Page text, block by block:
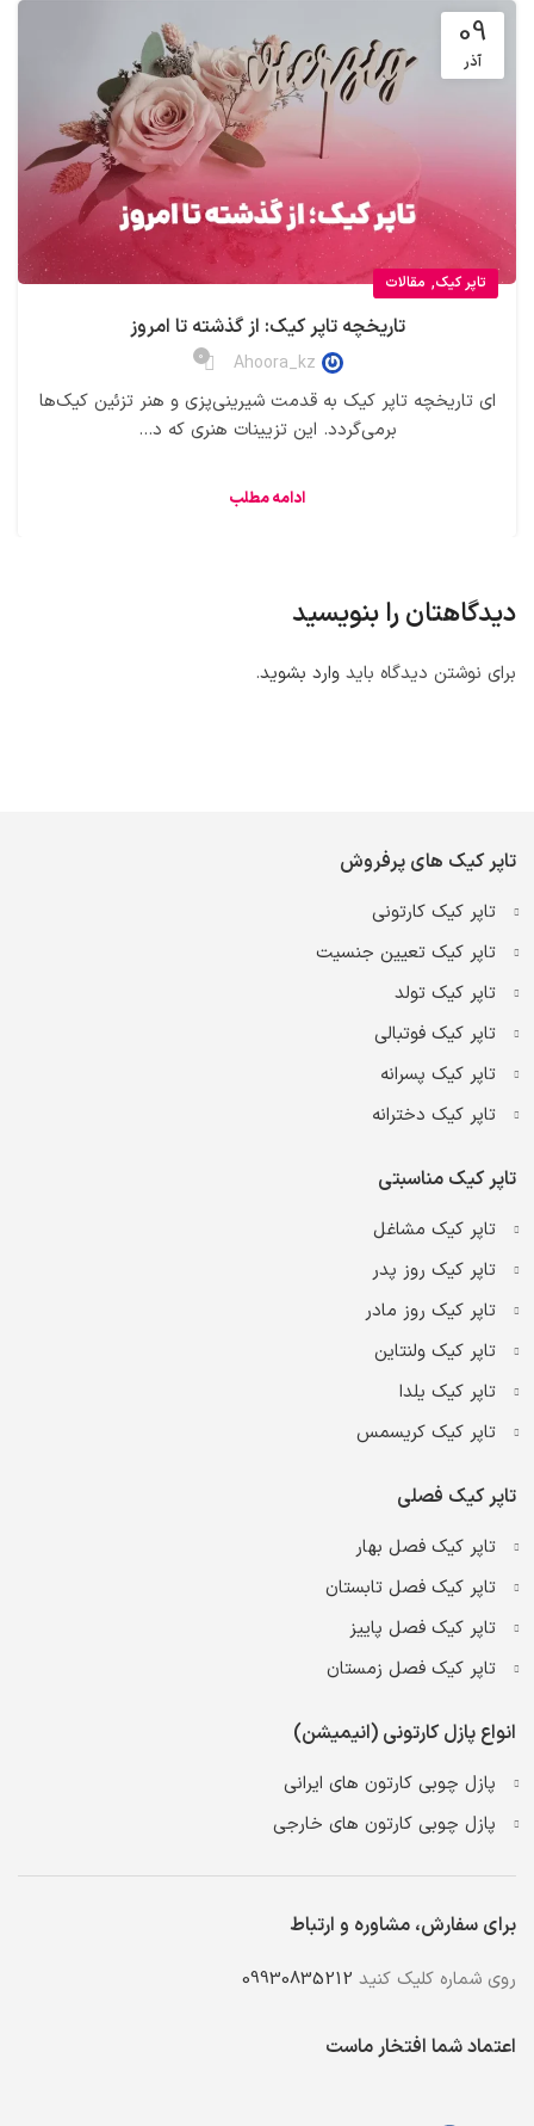
09
آذر
تاپر کیک, مقالات
تاریخچه تاپر کیک: از گذشته تا امروز
Ahoora_kz
0
ای تاریخچه تاپر کیک به قدمت شیرینی‌پزی و هنر تزئین کیک‌ها
برمی‌گردد. این تزیینات هنری که د...
ادامه مطلب
دیدگاهتان را بنویسید
برای نوشتن دیدگاه باید وارد بشوید.
تاپر کیک های پرفروش
تاپر کیک کارتونی
تاپر کیک تعیین جنسیت
تاپر کیک تولد
تاپر کیک فوتبالی
تاپر کیک پسرانه
تاپر کیک دخترانه
تاپر کیک مناسبتی
تاپر کیک مشاغل
تاپر کیک روز پدر
تاپر کیک روز مادر
تاپر کیک ولنتاین
تاپر کیک یلدا
تاپر کیک کریسمس
تاپر کیک فصلی
تاپر کیک فصل بهار
تاپر کیک فصل تابستان
تاپر کیک فصل پاییز
تاپر کیک فصل زمستان
انواع پازل کارتونی (انیمیشن)
پازل چوبی کارتون های ایرانی
پازل چوبی کارتون های خارجی
برای سفارش، مشاوره و ارتباط
روی شماره کلیک کنید 09930835212
اعتماد شما افتخار ماست